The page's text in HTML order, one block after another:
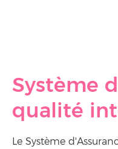
Système
qualité
Le Système